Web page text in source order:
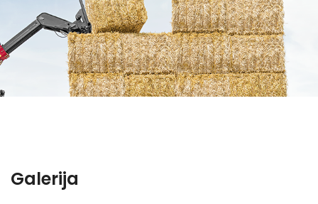
Galerija